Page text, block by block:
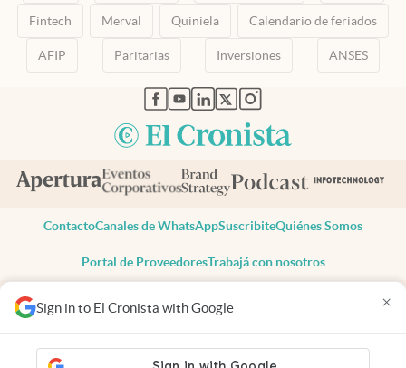
Sign in to El Cronista with Google ×
Fintech Merval Quiniela Calendario de feriados
AFIP Paritarias Inversiones ANSES
abre en nueva pestaña
abre en nueva pestaña
abre en nueva pestaña
abre en nueva pestaña
abre en nueva pestaña
ContactoCanales de WhatsAppSuscribiteQuiénes Somos
Portal de ProveedoresTrabajá con nosotros
Todos los derechos reservados
Privacidad